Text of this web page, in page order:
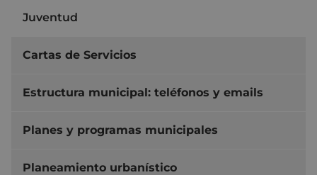
Juventud
Cartas de Servicios
Estructura municipal: teléfonos y emails
Planes y programas municipales
Planeamiento urbanístico